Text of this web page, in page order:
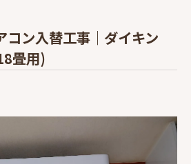
コン入替工事｜ダイキン
畳用)